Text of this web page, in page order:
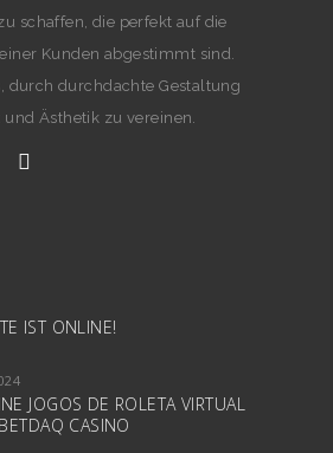
schaffen, die perfekt auf die
Kunden abgestimmt sind.
durch durchdachte Gestaltung
Ästhetik zu vereinen.
IST ONLINE!
JOGOS DE ROLETA VIRTUAL
CASINO